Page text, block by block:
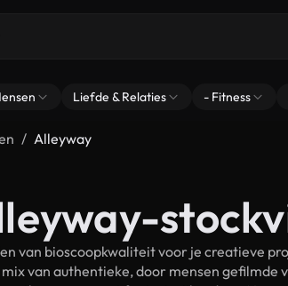
Liefde & Relaties - Fitness
Alleyway
van bioscoopkwaliteit voor je creatieve
van authentieke, door mensen gefilmde